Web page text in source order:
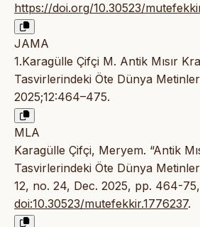
https://doi.org/10.30523/
JAMA
1.Karagülle Çifçi M. Antik Mısır
Tasvirlerindeki Öte Dünya
2025;12:464–475.
MLA
Karagülle Çifçi, Meryem. “Antik
Tasvirlerindeki Öte Dünya
12, no. 24, Dec. 2025, pp. 464-75,
doi:10.30523/mutefekkir.1776237.